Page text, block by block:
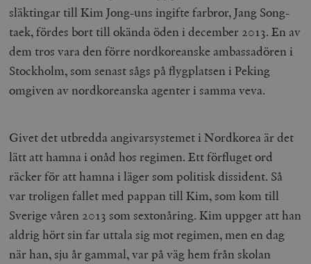
släktingar till Kim Jong-uns ingifte farbror, Jang Song-
taek, fördes bort till okända öden i december 2013. En av
dem tros vara den förre nordkoreanske ambassadören i
Stockholm, som senast sågs på flygplatsen i Peking
omgiven av nordkoreanska agenter i samma veva.
Givet det utbredda angivarsystemet i Nordkorea är det
lätt att hamna i onåd hos regimen. Ett förfluget ord
räcker för att hamna i läger som politisk dissident. Så
var troligen fallet med pappan till Kim, som kom till
Sverige våren 2013 som sextonåring. Kim uppger att han
aldrig hört sin far uttala sig mot regimen, men en dag
när han, sju år gammal, var på väg hem från skolan